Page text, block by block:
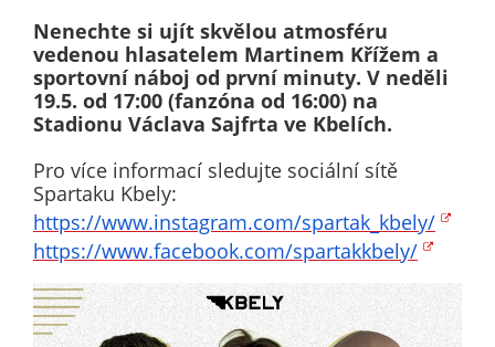
Nenechte si ujít skvělou atmosféru
vedenou hlasatelem Martinem Křížem a
sportovní náboj od první minuty. V neděli
19.5. od 17:00 (fanzóna od 16:00) na
Stadionu Václava Sajfrta ve Kbelích.
Pro více informací sledujte sociální sítě
Spartaku Kbely:
https://www.instagram.com/spartak_kbely/
https://www.facebook.com/spartakkbely/
pomocí
těchto
cookies
zpracováváme
použití
které ukazují
na konkrétní
uživatelé
našeho webu.
Pokud